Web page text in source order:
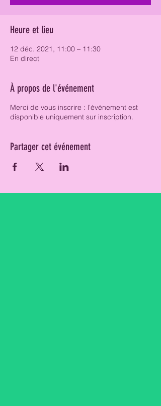
Heure et lieu
12 déc. 2021, 11:00 – 11:30
En direct
À propos de l'événement
Merci de vous inscrire : l'événement est
disponible uniquement sur inscription.
Partager cet événement